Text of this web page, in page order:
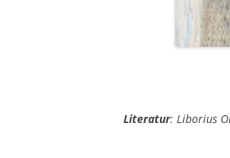
Literatur: Liborius